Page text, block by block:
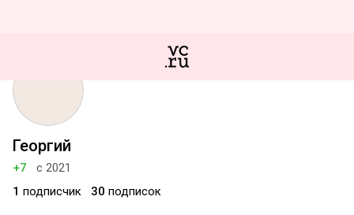
Георгий
+7
с 2021
1 подписчик 30 подписок